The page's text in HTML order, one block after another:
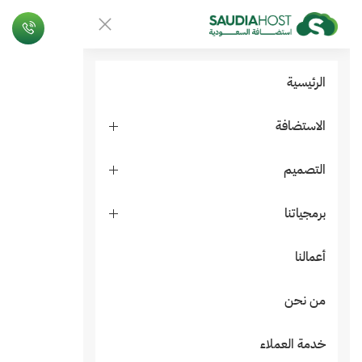
الرئيسية
الاستضافة
التصميم
برمجياتنا
أعمالنا
من نحن
خدمة العملاء